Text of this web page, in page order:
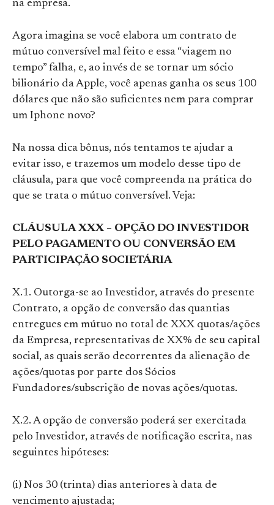
na empresa.
Agora imagina se você elabora um contrato de
mútuo conversível mal feito e essa “viagem no
tempo” falha, e, ao invés de se tornar um sócio
bilionário da Apple, você apenas ganha os seus 100
dólares que não são suficientes nem para comprar
um Iphone novo?
Na nossa dica bônus, nós tentamos te ajudar a
evitar isso, e trazemos um modelo desse tipo de
cláusula, para que você compreenda na prática do
que se trata o mútuo conversível. Veja:
CLÁUSULA XXX – OPÇÃO DO INVESTIDOR
PELO PAGAMENTO OU CONVERSÃO EM
PARTICIPAÇÃO SOCIETÁRIA
X.1. Outorga-se ao Investidor, através do presente
Contrato, a opção de conversão das quantias
entregues em mútuo no total de XXX quotas/ações
da Empresa, representativas de XX% de seu capital
social, as quais serão decorrentes da alienação de
ações/quotas por parte dos Sócios
Fundadores/subscrição de novas ações/quotas.
X.2. A opção de conversão poderá ser exercitada
pelo Investidor, através de notificação escrita, nas
seguintes hipóteses:
(i) Nos 30 (trinta) dias anteriores à data de
vencimento ajustada;